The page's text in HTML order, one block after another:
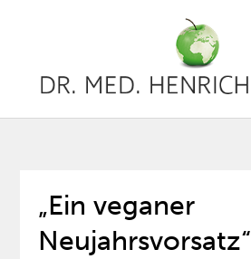
„Ein veganer
Neujahrsvorsatz“